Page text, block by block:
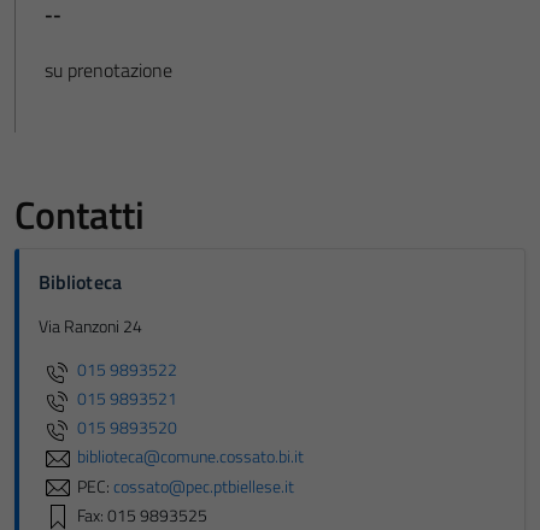
--
su prenotazione
Contatti
Biblioteca
Via Ranzoni 24
015 9893522
015 9893521
015 9893520
biblioteca@comune.cossato.bi.it
PEC:cossato@pec.ptbiellese.it
Fax: 015 9893525